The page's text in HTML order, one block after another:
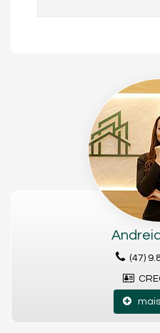
(47)
mais